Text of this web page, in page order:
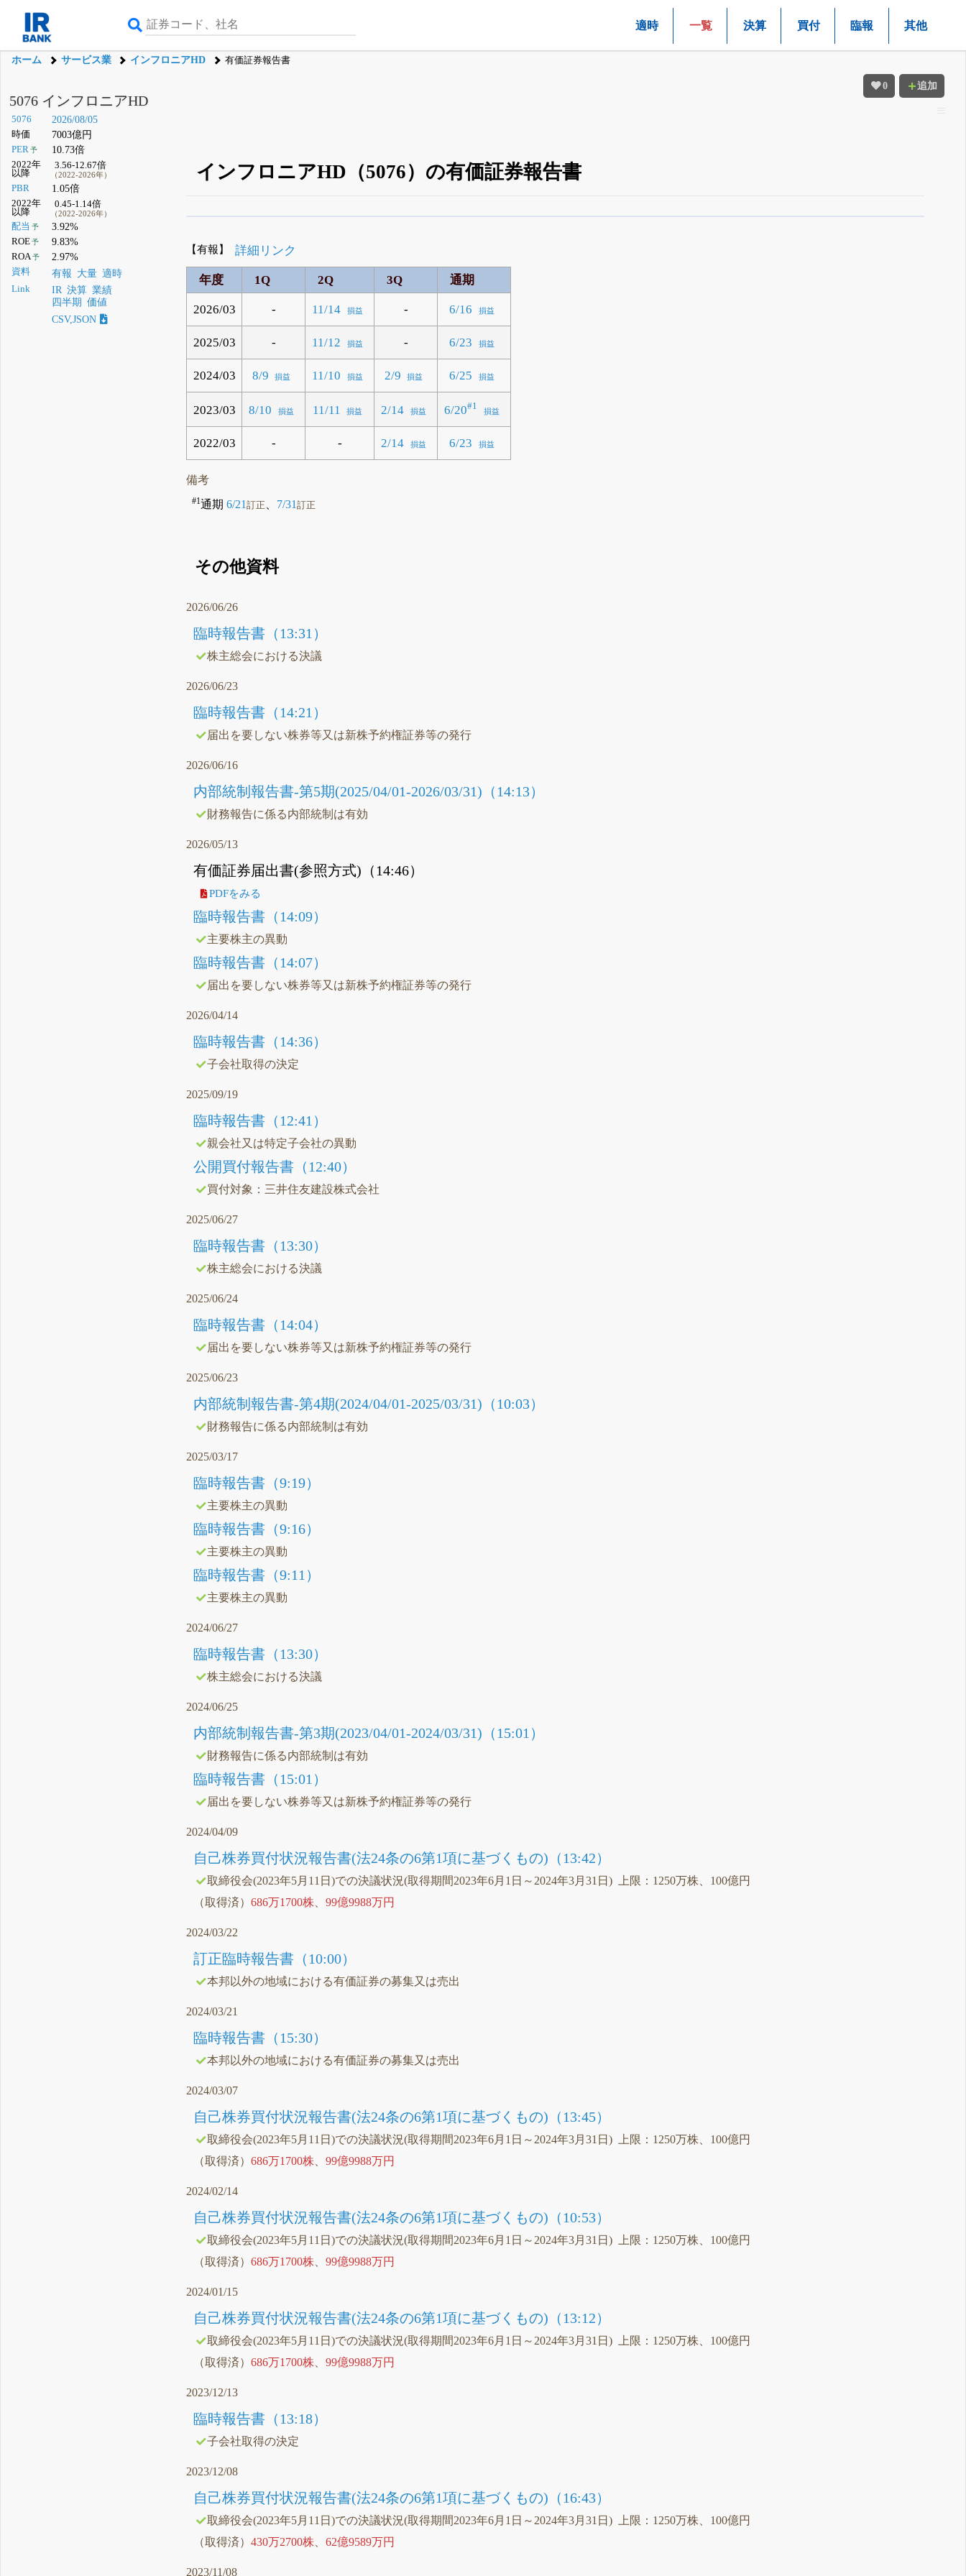
適時 一覧 決算 買付 臨報 其他
ホーム サービス業 インフロニアHD 有価証券報告書
0 追加
5076 インフロニアHD
5076 2026/08/05
時価 7003億円
PER予 10.73倍
2022年
以降
3.56-12.67倍
（2022-2026年）
PBR 1.05倍
2022年
以降
0.45-1.14倍
（2022-2026年）
配当 予 3.92%
ROE予 9.83%
ROA予 2.97%
資料 有報 大量 適時
Link IR 決算 業績
四半期
価値
CSV,JSON
インフロニアHD（5076）の有価証券報告書
無料でβ版をはじめる
登録すると永久30%OFFと米株版の先行利用も付きます
【有報】 詳細リンク
年度 1Q 2Q 3Q 通期
2026/03 - 11/14 損益 - 6/16 損益
2025/03 - 11/12 損益 - 6/23 損益
2024/03 8/9 損益 11/10 損益 2/9 損益 6/25 損益
2023/03 8/10 損益 11/11 損益 2/14 損益 6/20#1 損益
2022/03 - - 2/14 損益 6/23 損益
備考
#1通期6/21訂正 7/31訂正
その他資料
2026/06/26
臨時報告書（13:31）
株主総会における決議
2026/06/23
臨時報告書（14:21）
届出を要しない株券等又は新株予約権証券等の発行
2026/06/16
内部統制報告書-第5期(2025/04/01-2026/03/31)（14:13）
財務報告に係る内部統制は有効
2026/05/13
有価証券届出書(参照方式)（14:46）
PDFをみる
臨時報告書（14:09）
主要株主の異動
臨時報告書（14:07）
届出を要しない株券等又は新株予約権証券等の発行
2026/04/14
臨時報告書（14:36）
子会社取得の決定
2025/09/19
臨時報告書（12:41）
親会社又は特定子会社の異動
公開買付報告書（12:40）
買付対象：三井住友建設株式会社
2025/06/27
臨時報告書（13:30）
株主総会における決議
2025/06/24
臨時報告書（14:04）
届出を要しない株券等又は新株予約権証券等の発行
2025/06/23
内部統制報告書-第4期(2024/04/01-2025/03/31)（10:03）
財務報告に係る内部統制は有効
2025/03/17
臨時報告書（9:19）
主要株主の異動
臨時報告書（9:16）
主要株主の異動
臨時報告書（9:11）
主要株主の異動
2024/06/27
臨時報告書（13:30）
株主総会における決議
2024/06/25
内部統制報告書-第3期(2023/04/01-2024/03/31)（15:01）
財務報告に係る内部統制は有効
臨時報告書（15:01）
届出を要しない株券等又は新株予約権証券等の発行
2024/04/09
自己株券買付状況報告書(法24条の6第1項に基づくもの)（13:42）
取締役会(2023年5月11日)での決議状況(取得期間2023年6月1日～2024年3月31日) 上限：1250万株、100億円
（取得済）686万1700株 、99億9988万円
2024/03/22
訂正臨時報告書（10:00）
本邦以外の地域における有価証券の募集又は売出
2024/03/21
臨時報告書（15:30）
本邦以外の地域における有価証券の募集又は売出
2024/03/07
自己株券買付状況報告書(法24条の6第1項に基づくもの)（13:45）
取締役会(2023年5月11日)での決議状況(取得期間2023年6月1日～2024年3月31日) 上限：1250万株、100億円
（取得済）686万1700株 、99億9988万円
2024/02/14
自己株券買付状況報告書(法24条の6第1項に基づくもの)（10:53）
取締役会(2023年5月11日)での決議状況(取得期間2023年6月1日～2024年3月31日) 上限：1250万株、100億円
（取得済）686万1700株 、99億9988万円
2024/01/15
自己株券買付状況報告書(法24条の6第1項に基づくもの)（13:12）
取締役会(2023年5月11日)での決議状況(取得期間2023年6月1日～2024年3月31日) 上限：1250万株、100億円
（取得済）686万1700株 、99億9988万円
2023/12/13
臨時報告書（13:18）
子会社取得の決定
2023/12/08
自己株券買付状況報告書(法24条の6第1項に基づくもの)（16:43）
取締役会(2023年5月11日)での決議状況(取得期間2023年6月1日～2024年3月31日) 上限：1250万株、100億円
（取得済）430万2700株 、62億9589万円
2023/11/08